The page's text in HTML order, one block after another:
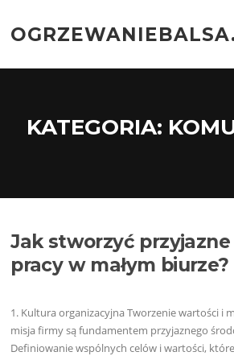
treści
KATEGORIA:
Jak stworzyć
pracy w małym biurze?
1. Kultura organizacyjna Tworzenie wartości i
misja firmy są fundamentem przyjaznego
Definiowanie wspólnych celów i wartości,